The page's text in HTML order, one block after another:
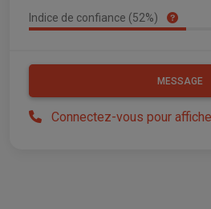
Indice de confiance (52%)
MESSAGE
Connectez-vous pour